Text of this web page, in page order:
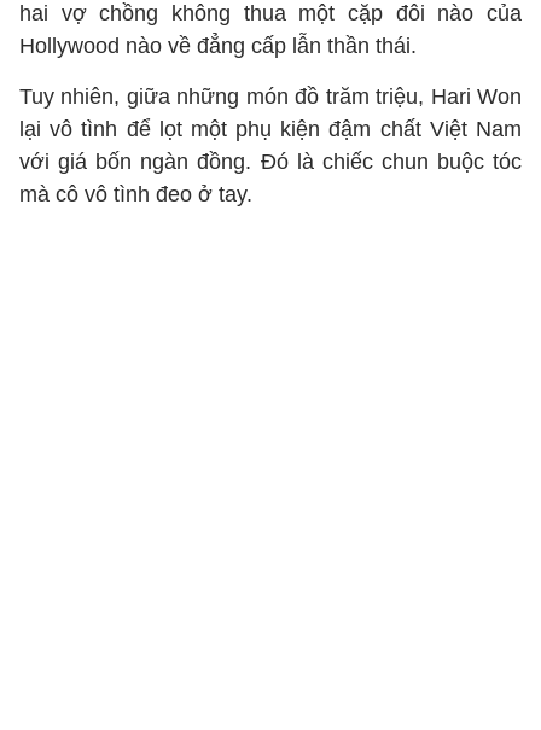
hai vợ chồng không thua một cặp đôi nào của
Hollywood nào về đẳng cấp lẫn thần thái.
Tuy nhiên, giữa những món đồ trăm triệu, Hari Won
lại vô tình để lọt một phụ kiện đậm chất Việt Nam
với giá bốn ngàn đồng. Đó là chiếc chun buộc tóc
mà cô vô tình đeo ở tay.